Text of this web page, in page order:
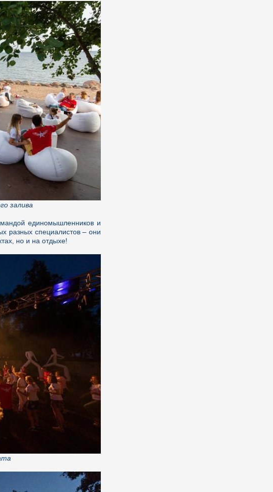
залива
единомышленников и
разных специалистов – они
но и на отдыхе!